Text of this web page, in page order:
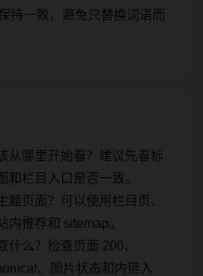
持一致，避免只替换词语而
从哪里开始看？建议先看标
和栏目入口是否一致。
题页面？可以使用栏目页、
内推荐和 sitemap。
什么？检查页面 200、
、图片状态和内链入